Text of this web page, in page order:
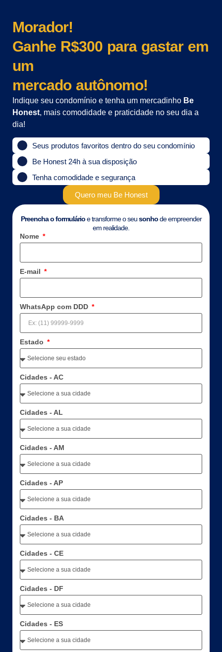
Morador!
Ganhe R$300 para gastar em
um
mercado autônomo!
Indique seu condomínio e tenha um mercadinho Be
Honest, mais comodidade e praticidade no seu dia a
dia!
Seus produtos favoritos dentro do seu condomínio
Be Honest 24h à sua disposição
Tenha comodidade e segurança
Quero meu Be Honest
Preencha o formulárioe transforme o seusonhode empreender
em realidade.
Nome
E-mail
WhatsApp com DDD
Estado
Cidades - AC
Cidades - AL
Cidades - AM
Cidades - AP
Cidades - BA
Cidades - CE
Cidades - DF
Cidades - ES